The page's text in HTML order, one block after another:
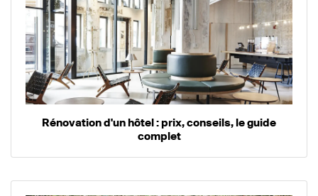
Rénovation d'un hôtel : prix, conseils, le guide
complet